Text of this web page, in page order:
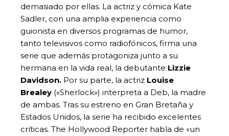
demasiado por ellas. La actriz y cómica Kate
Sadler, con una amplia experiencia como
guionista en diversos programas de humor,
tanto televisivos como radiofónicos, firma una
serie que además protagoniza junto a su
hermana en la vida real, la debutante Lizzie
Davidson. Por su parte, la actriz Louise
Brealey («Sherlock») interpreta a Deb, la madre
de ambas. Tras su estreno en Gran Bretaña y
Estados Unidos, la serie ha recibido excelentes
críticas. The Hollywood Reporter habla de «un